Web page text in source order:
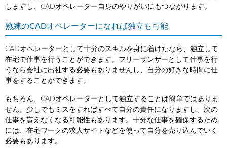
しますし、CADオペレーター自身のやりがいにもつながります。
熟練のCADオペレーターになれば独立も可能
CADオペレーターとして十分のスキルを身に着けたなら、独立して
在宅で仕事を行うことができます。フリーランサーとして仕事を行
うなら会社に出社する必要もありませんし、自分の好きな時間に仕
事をすることができます。
もちろん、CADオペレーターとして独立することは簡単ではありま
せん。少しでもミスをすればすべて自分の責任になりますし、次の
仕事を貰えなくなる可能性もあります。十分な仕事を確保するため
には、在宅ワークの求人サイトなどを使って自分を売り込んでいく
必要もあります。